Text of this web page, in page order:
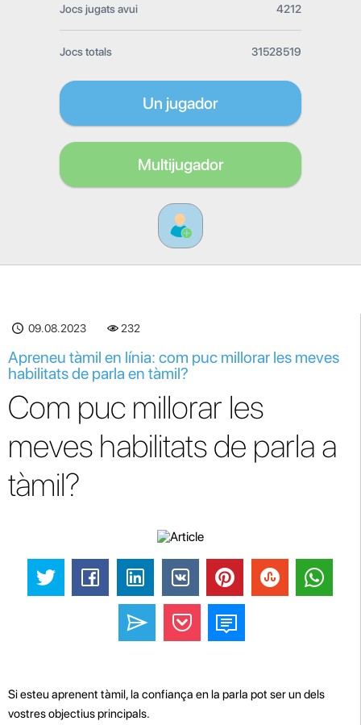
Jocs jugats avui 4212
Jocs totals 31528519
Un jugador
Multijugador
09.08.2023 232
Apreneu tàmil en línia: com puc millorar les meves
habilitats de parla en tàmil?
Com puc millorar les
meves habilitats de parla a
tàmil?
Si esteu aprenent tàmil, la confiança en la parla pot ser un dels
vostres objectius principals.